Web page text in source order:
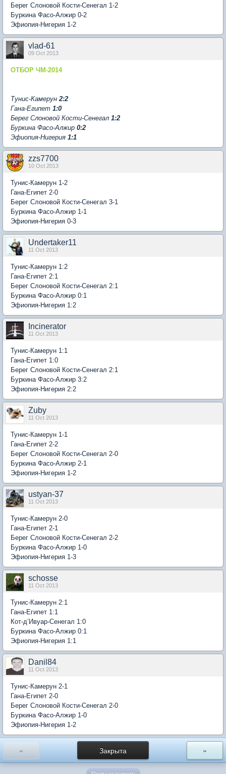
Берег Слоновой Кости-Сенегал 1-2
Буркина Фасо-Алжир 0-2
Эфиопия-Нигерия 1-2
vlad-61
09 Oct 2013
ОТБОР ЧМ-2014
Тунис-Камерун2:2
Гана-Египет 1:0
Берег Слоновой Кости-Сенегал 1:2
Буркина Фасо-Алжир 0:2
Эфиопия-Нигерия 1:1
zzs7700
10 Oct 2013
Тунис-Камерун 1-2
Гана-Египет 2-0
Берег Слоновой Кости-Сенегал 3-1
Буркина Фасо-Алжир 1-1
Эфиопия-Нигерия 0-3
Undertaker11
11 Oct 2013
Тунис-Камерун 1:2
Гана-Египет 2:1
Берег Слоновой Кости-Сенегал 2:1
Буркина Фасо-Алжир 0:1
Эфиопия-Нигерия 1:2
Incinerator
11 Oct 2013
Тунис-Камерун 1:1
Гана-Египет 1:0
Берег Слоновой Кости-Сенегал 2:1
Буркина Фасо-Алжир 3:2
Эфиопия-Нигерия 2:2
Zuby
11 Oct 2013
Тунис-Камерун 1-1
Гана-Египет 2-2
Берег Слоновой Кости-Сенегал 2-0
Буркина Фасо-Алжир 2-1
Эфиопия-Нигерия 1-2
ustyan-37
11 Oct 2013
Тунис-Камерун 2-0
Гана-Египет 2-1
Берег Слоновой Кости-Сенегал 2-2
Буркина Фасо-Алжир 1-0
Эфиопия-Нигерия 1-3
schosse
11 Oct 2013
Тунис-Камерун 2:1
Гана-Египет 1:1
Кот-д’Ивуар-Сенегал 1:0
Буркина Фасо-Алжир 0:1
Эфиопия-Нигерия 1:1
Danil84
11 Oct 2013
Тунис-Камерун 2-1
Гана-Египет 2-0
Берег Слоновой Кости-Сенегал 2-0
Буркина Фасо-Алжир 1-0
Эфиопия-Нигерия 1-2
Закрыта
« »